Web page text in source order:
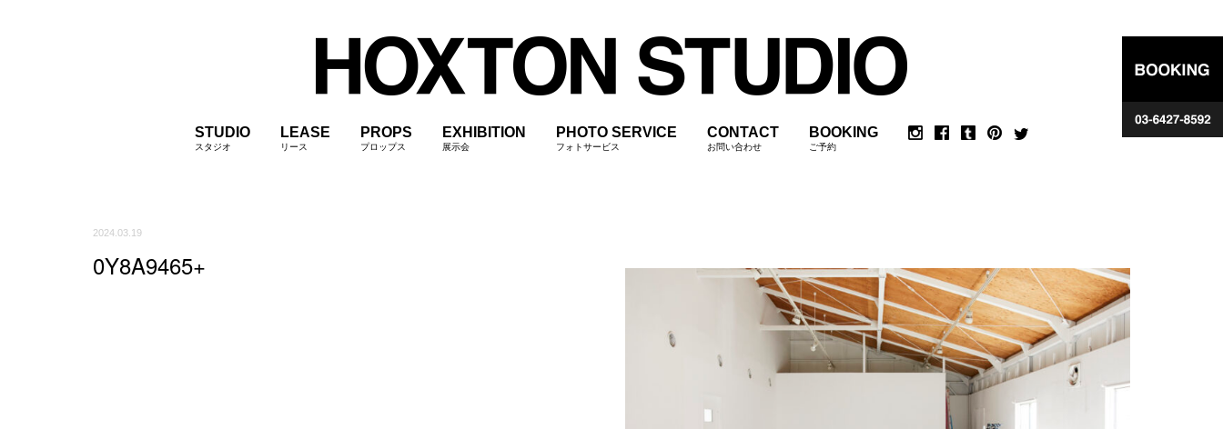
STUDIO
スタジオ
LEASE
リース
PROPS
プロップス
EXHIBITION
展示会
PHOTO SERVICE
フォトサービス
CONTACT
お問い合わせ
BOOKING
ご予約
2024.03.19
0Y8A9465+